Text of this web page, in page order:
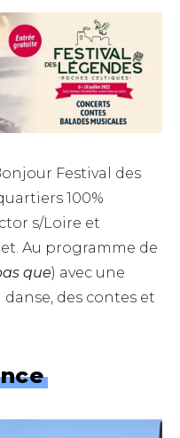
Festival des
100%
s/Loire et
Au programme de
que) avec une
des contes et